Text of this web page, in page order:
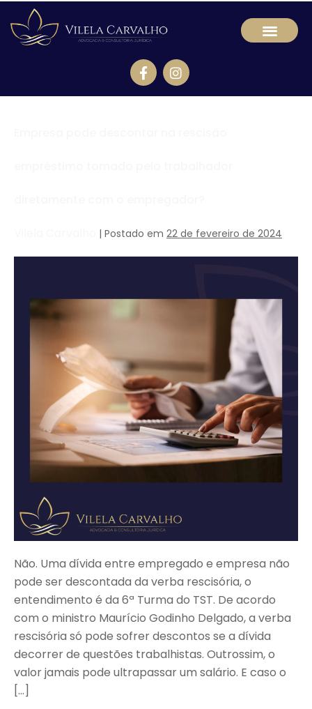
| Postado em 22 de fevereiro de 2024
Não. Uma dívida entre empregado e empresa não
pode ser descontada da verba rescisória, o
entendimento é da 6ª Turma do TST. De acordo
com o ministro Maurício Godinho Delgado, a verba
rescisória só pode sofrer descontos se a dívida
decorrer de questões trabalhistas. Outrossim, o
valor jamais pode ultrapassar um salário. E caso o
[…]